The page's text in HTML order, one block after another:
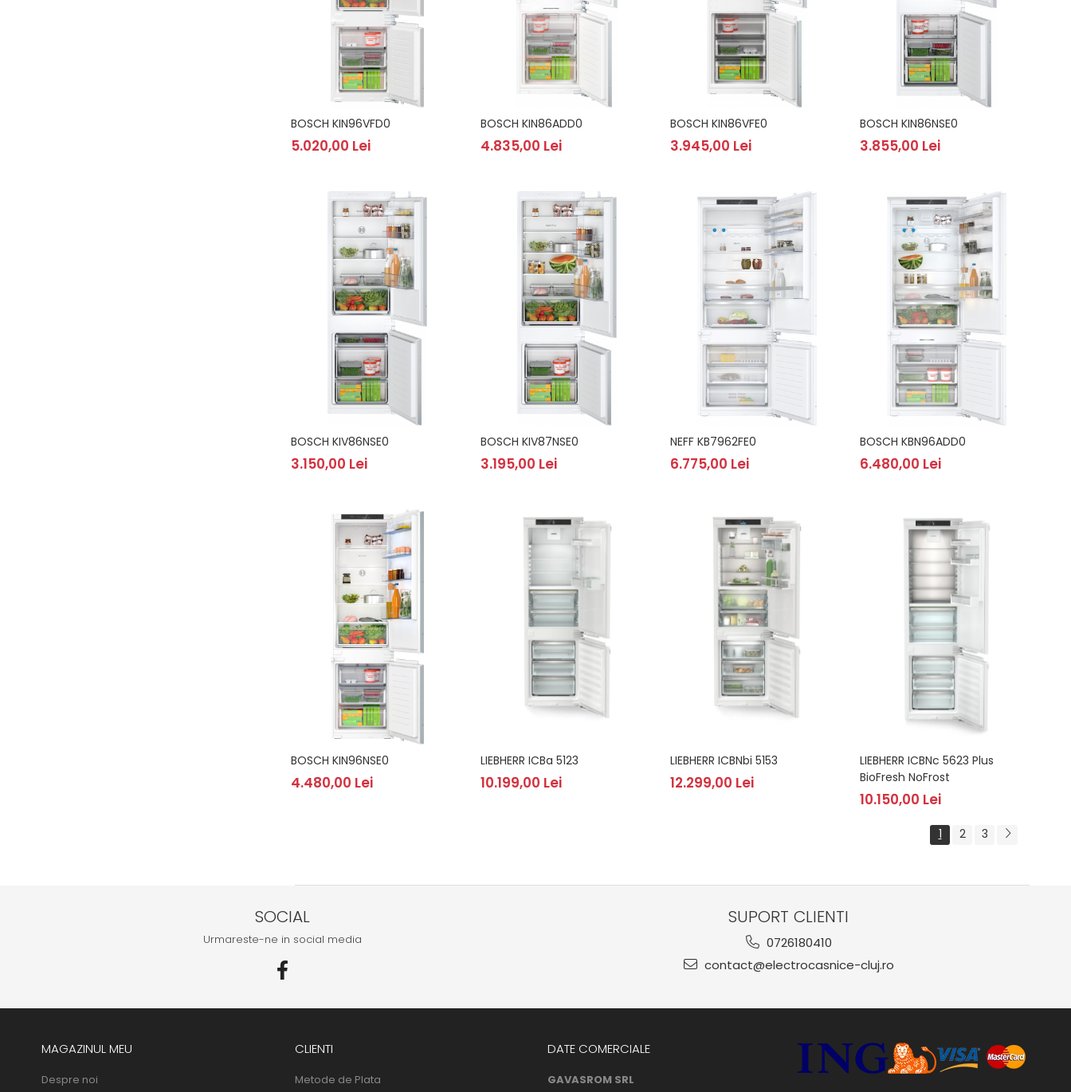
BOSCH KIN96VFD0
5.020,00 Lei
BOSCH KIN86ADD0
4.835,00 Lei
BOSCH KIN86VFE0
3.945,00 Lei
BOSCH KIN86NSE0
3.855,00 Lei
BOSCH KIV86NSE0
3.150,00 Lei
BOSCH KIV87NSE0
3.195,00 Lei
NEFF KB7962FE0
6.775,00 Lei
BOSCH KBN96ADD0
6.480,00 Lei
BOSCH KIN96NSE0
4.480,00 Lei
LIEBHERR ICBa 5123
10.199,00 Lei
LIEBHERR ICBNbi 5153
12.299,00 Lei
LIEBHERR ICBNc 5623 Plus
BioFresh NoFrost
10.150,00 Lei
1 2 3
SOCIAL
Urmareste-ne in social media
SUPORT CLIENTI
0726180410
contact@electrocasnice-cluj.ro
MAGAZINUL MEU
Despre noi
CLIENTI
Metode de Plata
DATE COMERCIALE
GAVASROM SRL